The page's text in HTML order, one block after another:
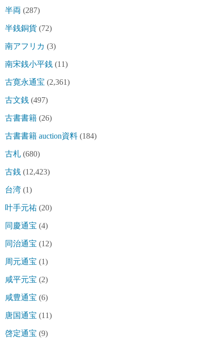
半両 (287)
半銭銅貨 (72)
南アフリカ (3)
南宋銭小平銭 (11)
古寛永通宝 (2,361)
古文銭 (497)
古書書籍 (26)
古書書籍 auction資料 (184)
古札 (680)
古銭 (12,423)
台湾 (1)
叶手元祐 (20)
同慶通宝 (4)
同治通宝 (12)
周元通宝 (1)
咸平元宝 (2)
咸豊通宝 (6)
唐国通宝 (11)
啓定通宝 (9)